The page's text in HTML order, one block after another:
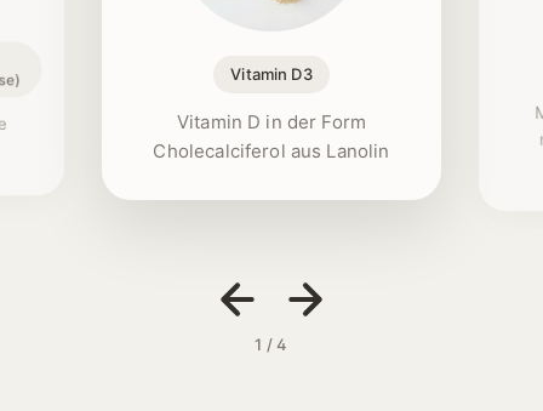
Vitamin D3
Vitamin D in der Form
Cholecalciferol aus Lanolin
1 / 4